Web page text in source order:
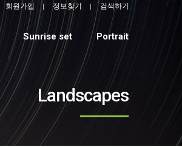
회원가입 정보찾기 검색하기
Sunrise set Portrait
Landscapes